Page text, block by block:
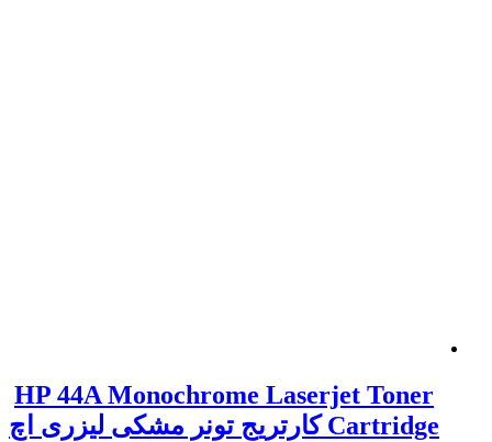
HP 44A Monochrome Laserjet Toner
Cartridge کارتریج تونر مشکی لیزری اچ